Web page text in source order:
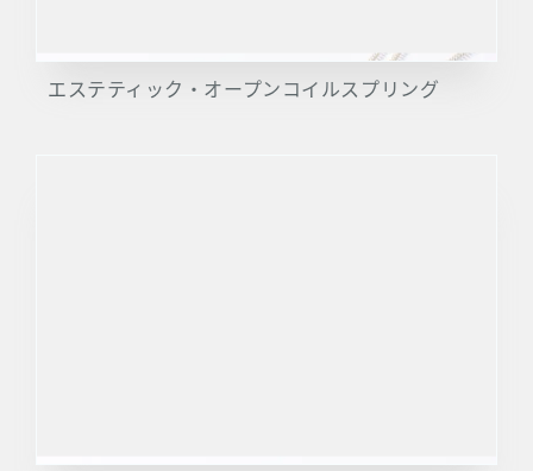
エステティック・オープンコイルスプリング